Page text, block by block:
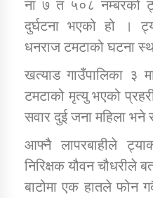
कर्णाली
सामाजिक
ना ७ त ५०८ नम्बरको
दुर्घटना भएको हो ।
धनराज टमटाको घटना
खत्याड गाउँपालिका ३
टमटाको मृत्यु भएको
सवार दुई जना महिला
आफ्नै लापरबाहीले
निरिक्षक यौवन चौधरीले
बाटोमा एक हातले फोन